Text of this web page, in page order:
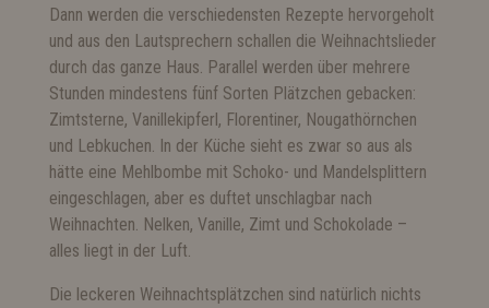
Dann werden die verschiedensten Rezepte hervorgeholt
und aus den Lautsprechern schallen die Weihnachtslieder
durch das ganze Haus. Parallel werden über mehrere
Stunden mindestens fünf Sorten Plätzchen gebacken:
Zimtsterne, Vanillekipferl, Florentiner, Nougathörnchen
und Lebkuchen. In der Küche sieht es zwar so aus als
hätte eine Mehlbombe mit Schoko- und Mandelsplittern
eingeschlagen, aber es duftet unschlagbar nach
Weihnachten. Nelken, Vanille, Zimt und Schokolade –
alles liegt in der Luft.
Die leckeren Weihnachtsplätzchen sind natürlich nichts